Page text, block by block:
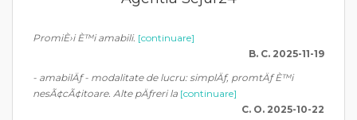
PromiÈ›i È™i amabili. [continuare]
B. C. 2025-11-19
- amabilÄƒ - modalitate de lucru: simplÄƒ, promtÄƒ È™i
nesÃ¢cÃ¢itoare. Alte pÄƒreri la [continuare]
C. O. 2025-10-22